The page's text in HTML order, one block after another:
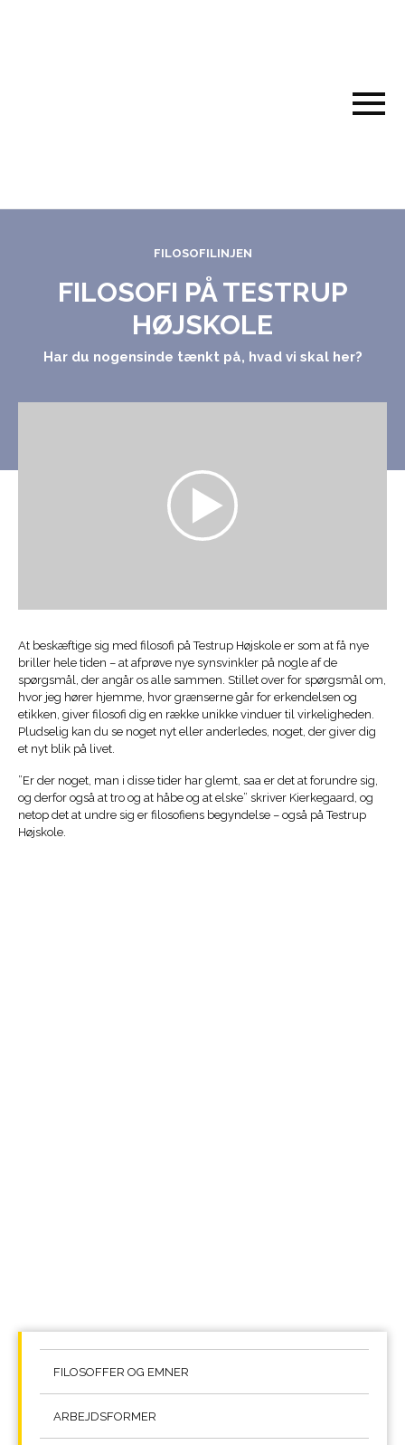
FILOSOFILINJEN
FILOSOFI PÅ TESTRUP
HØJSKOLE
Har du nogensinde tænkt på, hvad vi skal her?
At beskæftige sig med filosofi på Testrup Højskole er som at få nye
briller hele tiden – at afprøve nye synsvinkler på nogle af de
spørgsmål, der angår os alle sammen. Stillet over for spørgsmål om,
hvor jeg hører hjemme, hvor grænserne går for erkendelsen og
etikken, giver filosofi dig en række unikke vinduer til virkeligheden.
Pludselig kan du se noget nyt eller anderledes, noget, der giver dig
et nyt blik på livet.
”Er der noget, man i disse tider har glemt, saa er det at forundre sig,
og derfor også at tro og at håbe og at elske” skriver Kierkegaard, og
netop det at undre sig er filosofiens begyndelse – også på Testrup
Højskole.
FILOSOFFER OG EMNER
ARBEJDSFORMER